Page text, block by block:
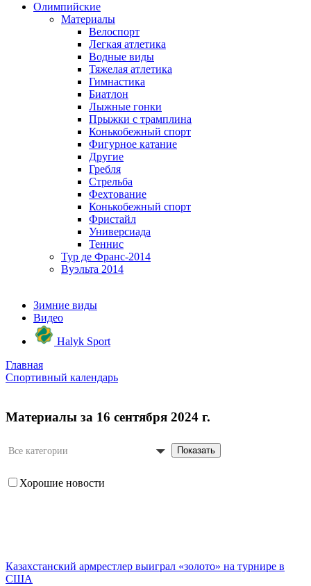
Олимпийские
Материалы
Велоспорт
Легкая атлетика
Водные виды
Тяжелая атлетика
Гимнастика
Биатлон
Лыжные гонки
Прыжки с трамплина
Конькобежный спорт
Фигурное катание
Другие
Гребля
Стрельба
Фехтование
Конькобежный спорт
Фристайл
Универсиада
Теннис
Тур де Франс-2014
Вуэльта 2014
Зимние виды
Видео
Halyk Sport
Главная
Спортивный календарь
Материалы за 16 сентября 2024 г.
Все категории Показать
Хорошие новости
Казахстанский армрестлер выиграл «золото» на турнире в
США